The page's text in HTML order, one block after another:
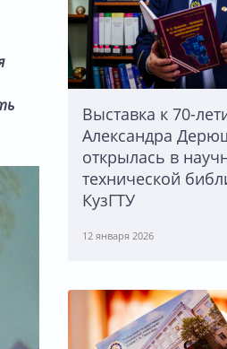
Выставка к 70-
Александра
открылась в
технической
КузГТУ
12 января 2026